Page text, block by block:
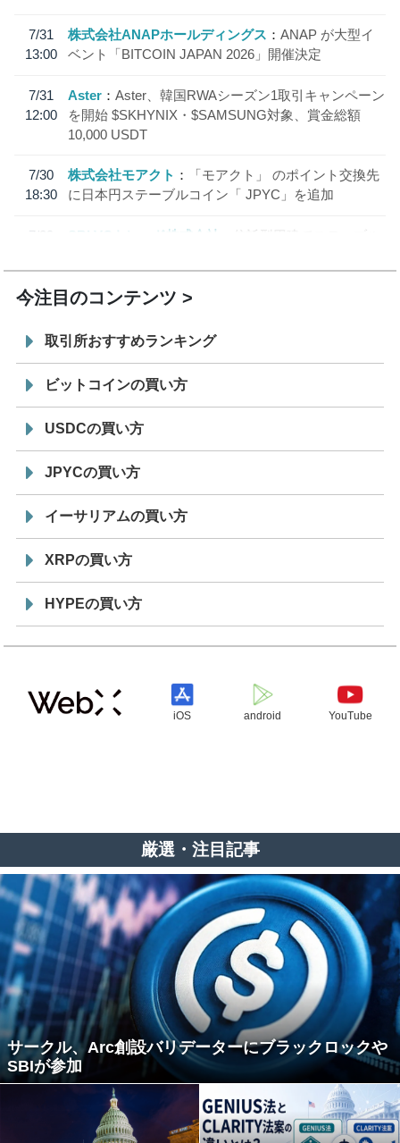
7/31
13:00
株式会社ANAPホールディングス
ANAP が大型イ
ベント「BITCOIN JAPAN 2026」開催決定
7/31
12:00
Aster
Aster、韓国RWAシーズン1取引キャンペーン
を開始 $SKHYNIX・$SAMSUNG対象、賞金総額
10,000 USDT
7/30
18:30
株式会社モアクト
「モアクト」 のポイント交換先
に日本円ステーブルコイン「 JPYC」を追加
7/29
SBI VCトレード株式会社
信託型円建てステーブル
今注目のコンテンツ
取引所おすすめランキング
ビットコインの買い方
USDCの買い方
JPYCの買い方
イーサリアムの買い方
XRPの買い方
HYPEの買い方
iOS android YouTube
厳選・注目記事
サークル、Arc創設バリデーターにブラックロックや
SBIが参加